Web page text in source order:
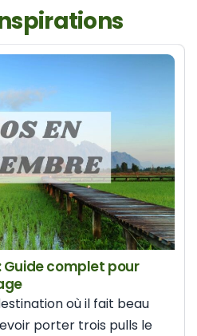
Guide complet pour
où il fait beau
porter trois pulls le